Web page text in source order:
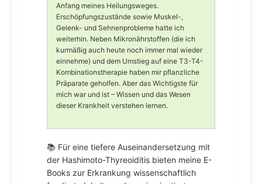
Anfang meines Heilungsweges.
Erschöpfungszustände sowie Muskel-,
Gelenk- und Sehnenprobleme hatte ich
weiterhin. Neben Mikronährstoffen (die ich
kurmäßig auch heute noch immer mal wieder
einnehme) und dem Umstieg auf eine T3-T4-
Kombinationstherapie haben mir pflanzliche
Präparate geholfen. Aber das Wichtigste für
mich war und ist – Wissen und das Wesen
dieser Krankheit verstehen lernen.
📚 Für eine tiefere Auseinandersetzung mit
der Hashimoto-Thyreoiditis bieten meine E-
Books zur Erkrankung wissenschaftlich